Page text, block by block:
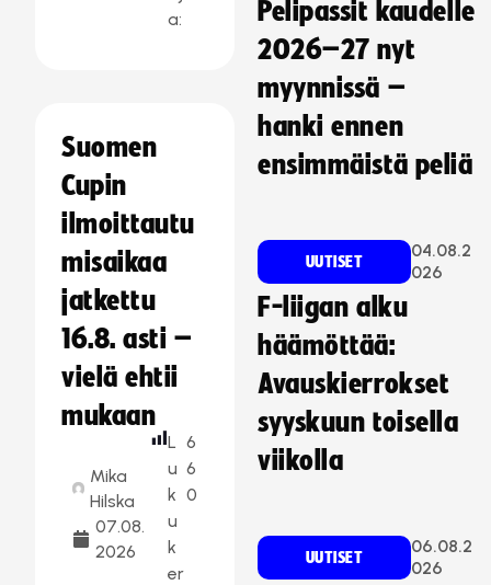
a:
Suomen
Cupin
ilmoittautu
misaikaa
jatkettu
16.8. asti –
vielä ehtii
mukaan
Mika
Hilska
07.08.
2026
L
u
k
u
k
er
6
6
0
Pelipassit kaudelle
2026–27 nyt
myynnissä –
hanki ennen
ensimmäistä peliä
UUTISET
04.08.2
026
F-liigan alku
häämöttää:
Avauskierrokset
syyskuun toisella
viikolla
UUTISET
06.08.2
026